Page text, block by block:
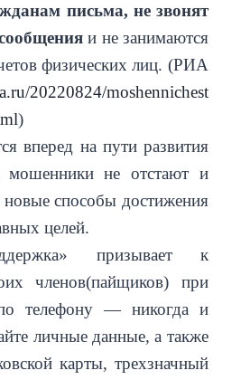
письма, не звонят
и не занимаются
физических лиц. (РИА
20220824/moshennichest
)
вперед на пути развития
не отстают и
способы достижения
целей.
призывает к
членов(пайщиков) при
по телефону — никогда и
личные данные, а также
карты, трехзначный